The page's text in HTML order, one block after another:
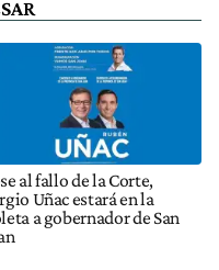
al fallo de la Corte,
Uñac estará en la
a gobernador de San